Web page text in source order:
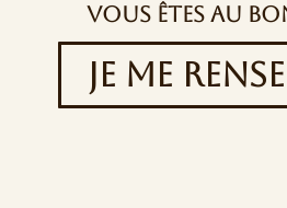
Vous êtes au
JE ME